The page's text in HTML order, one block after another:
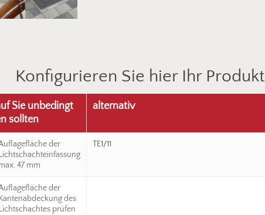
Konfigurieren Sie hier Ihr Produkt
Sie unbedingt
sollten
alternativ
der
47 mm
TE1/11
der
des
prüfen